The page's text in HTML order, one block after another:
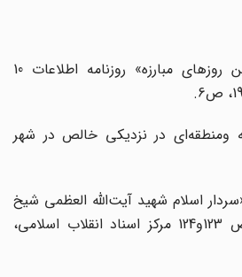
3 - کاظمی: «خالص‌ترین روزهای مبارزه» روزنامه اطلاعات 10
ومنطقه‌ای در نزدیکی خالص در شهر
اسلام شهید آیت‌الله العظمی شیخ
محمد مهدی خالصی» ص 123و124 مرکز اسناد انقلاب اسلامی،